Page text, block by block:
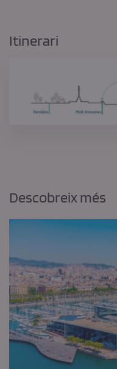
Itinerari
Descobreix més